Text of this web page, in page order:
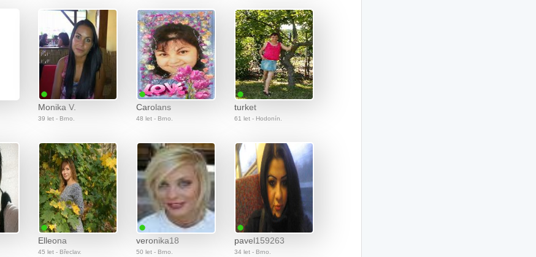
Monika V.
39 let - Brno.
Carolans
48 let - Brno.
turket
61 let - Hodonín.
Elleona
45 let - Břeclav.
veronika18
50 let - Brno.
pavel159263
34 let - Brno.